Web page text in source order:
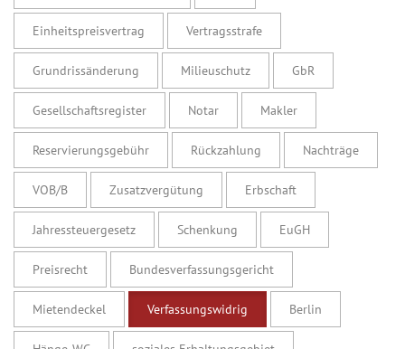
Einheitspreisvertrag Vertragsstrafe
Grundrissänderung Milieuschutz GbR
Gesellschaftsregister Notar Makler
Reservierungsgebühr Rückzahlung Nachträge
VOB/B Zusatzvergütung Erbschaft
Jahressteuergesetz Schenkung EuGH
Preisrecht Bundesverfassungsgericht
Mietendeckel Verfassungswidrig Berlin